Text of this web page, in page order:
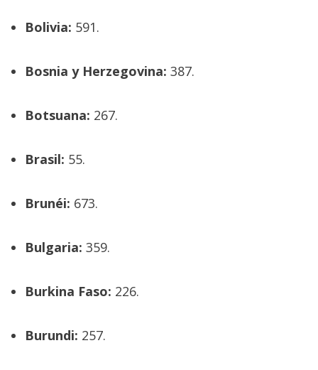
Bolivia: 591.
Bosnia y Herzegovina: 387.
Botsuana: 267.
Brasil: 55.
Brunéi: 673.
Bulgaria: 359.
Burkina Faso: 226.
Burundi: 257.